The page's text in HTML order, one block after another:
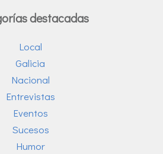
destacadas
Local
Galicia
Nacional
Entrevistas
Eventos
Sucesos
Humor